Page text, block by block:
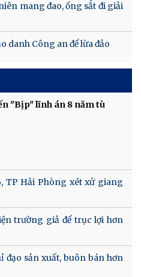
mang đao, ống sắt đi giải
danh Công an để lừa đảo
"Bịp" lĩnh án 8 năm tù
TP Hải Phòng xét xử giang
trường giả để trục lợi hơn
đạo sản xuất, buôn bán hơn